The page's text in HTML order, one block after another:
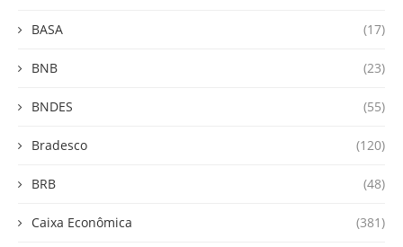
BASA (17)
BNB (23)
BNDES (55)
Bradesco (120)
BRB (48)
Caixa Econômica (381)